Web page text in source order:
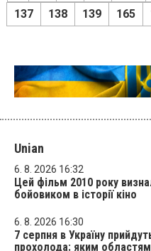
137
138 139 165
Unian
6. 8. 2026 16:32
Цей фільм 2010 року
бойовиком в історії кіно
6. 8. 2026 16:30
7 серпня в Україну
прохолода: яким